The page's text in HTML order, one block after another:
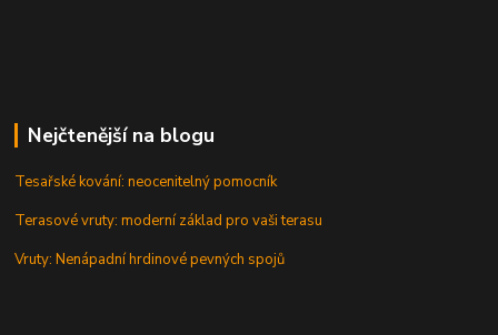
Nejčtenější na blogu
Tesařské kování: neocenitelný pomocník
Terasové vruty: moderní základ pro vaši terasu
Vruty: Nenápadní hrdinové pevných spojů